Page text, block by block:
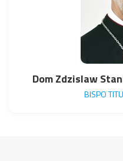
Dom Zdzislaw
BISPO